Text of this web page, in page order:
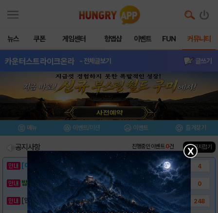
뉴스 쿠폰 게임센터 헝앱샵 이벤트 FUN 커뮤니티
카운터스트라이크온라 - 전체글보기 글쓰기
메뉴 이벤트/미션 이벤트 즐겨찾기
공지사항 진행중인 이벤트0건 ▲ 공지접기
[이벤트] 웃음으로 매일매일 해피! 유머 게시.. 4
밥알이의 헝앱통신 ⑲ “밥알이, 드디어 멀티를.. 0
[안내] 헝그리앱 필수 상식! 밥알 획득 안내.. 248
X